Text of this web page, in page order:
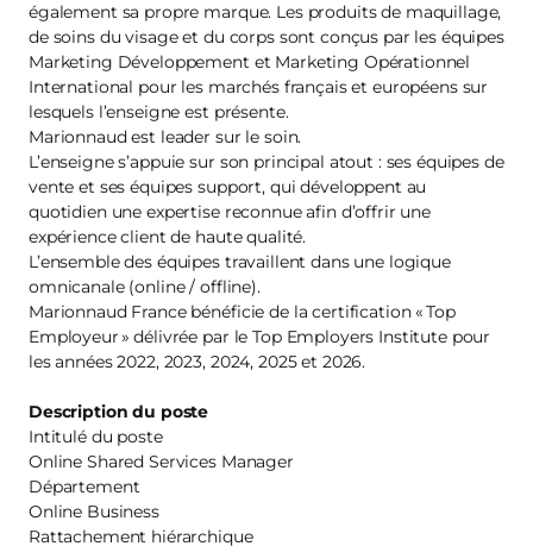
également sa propre marque. Les produits de maquillage,
de soins du visage et du corps sont conçus par les équipes
Marketing Développement et Marketing Opérationnel
International pour les marchés français et européens sur
lesquels l’enseigne est présente.
Marionnaud est leader sur le soin.
L’enseigne s’appuie sur son principal atout : ses équipes de
vente et ses équipes support, qui développent au
quotidien une expertise reconnue afin d’offrir une
expérience client de haute qualité.
L’ensemble des équipes travaillent dans une logique
omnicanale (online / offline).
Marionnaud France bénéficie de la certification « Top
Employeur » délivrée par le Top Employers Institute pour
les années 2022, 2023, 2024, 2025 et 2026.
Description du poste
Intitulé du poste
Online Shared Services Manager
Département
Online Business
Rattachement hiérarchique